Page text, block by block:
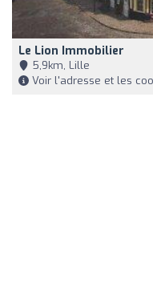
Le Lion Immobilier
5,9km, Lille
Voir l'adresse et les